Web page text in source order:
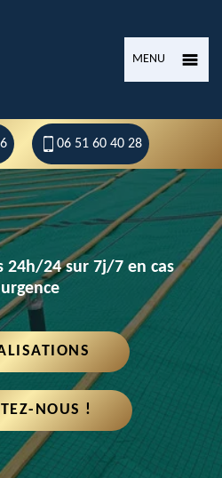
MENU
06 51 60 40 28
24h/24 sur 7j/7 en cas
NOUS !